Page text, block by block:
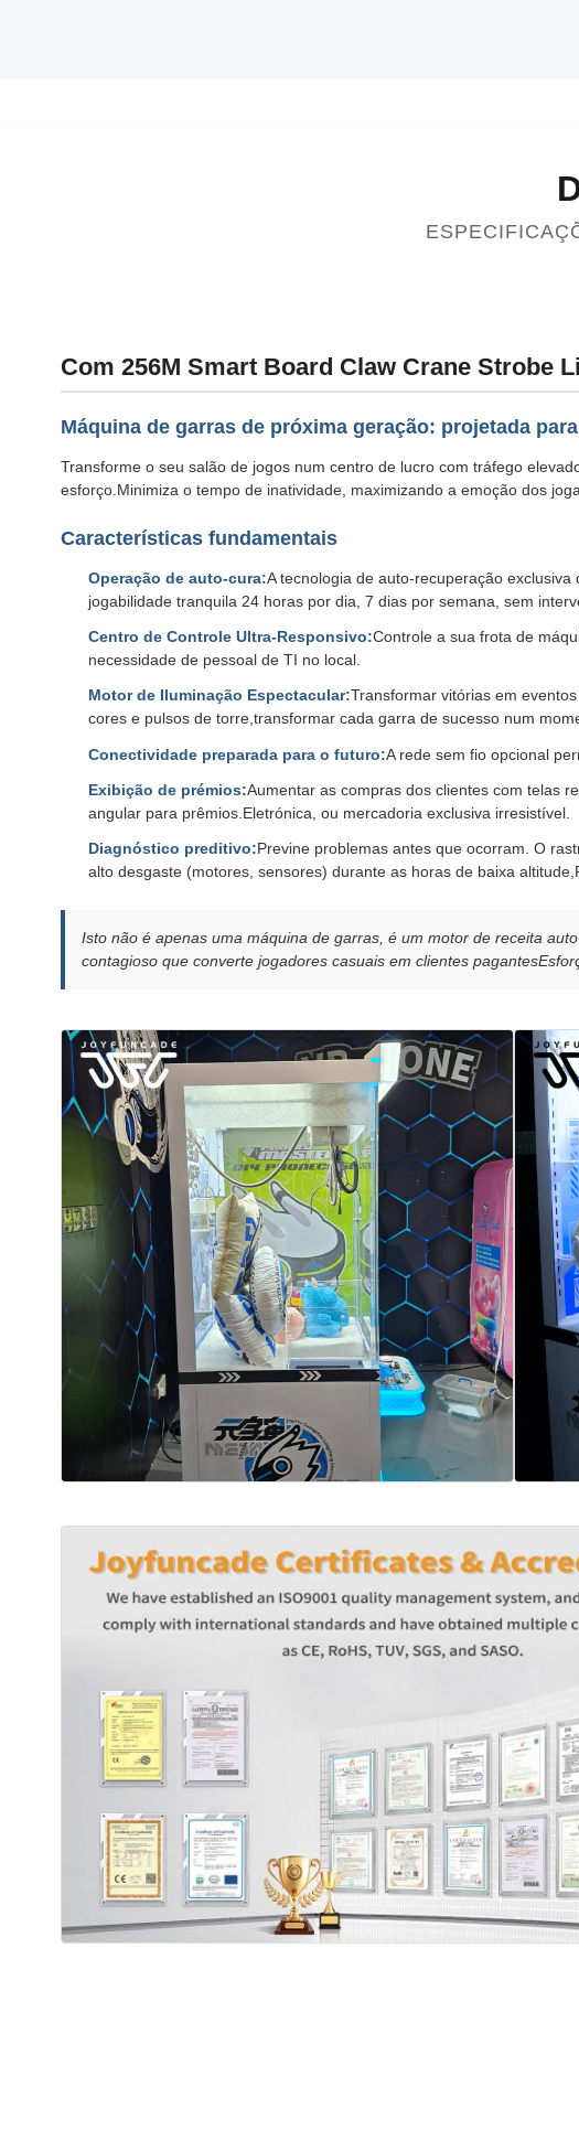
Com 256M Smart Board Claw Crane Strobe
Máquina de garras de próxima geração: projetada
Transforme o seu salão de jogos num centro de lucro com tráfego
esforço.Minimiza o tempo de inatividade, maximizando a emoção dos
Características fundamentais
Operação de auto-cura:A tecnologia de auto-recuperação
jogabilidade tranquila 24 horas por dia, 7 dias por semana, sem
Centro de Controle Ultra-Responsivo:Controle a sua frota de
necessidade de pessoal de TI no local.
Motor de Iluminação Espectacular:Transformar vitórias em
cores e pulsos de torre,transformar cada garra de sucesso num
Conectividade preparada para o futuro:A rede sem fio opcional
Exibição de prémios:Aumentar as compras dos clientes com telas
angular para prêmios.Eletrónica, ou mercadoria exclusiva irresistível.
Diagnóstico preditivo:Previne problemas antes que ocorram. O
alto desgaste (motores, sensores) durante as horas de baixa
Isto não é apenas uma máquina de garras, é um motor de receita
contagioso que converte jogadores casuais em clientes